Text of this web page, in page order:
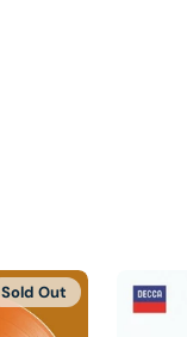
Sold Out